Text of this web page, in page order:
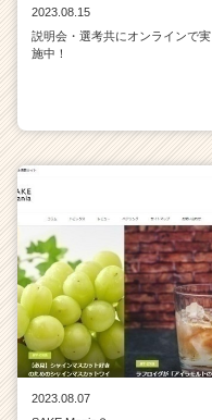
2023.08.15
説明会・選考共にオンラインで実
施中！
2023.08.07